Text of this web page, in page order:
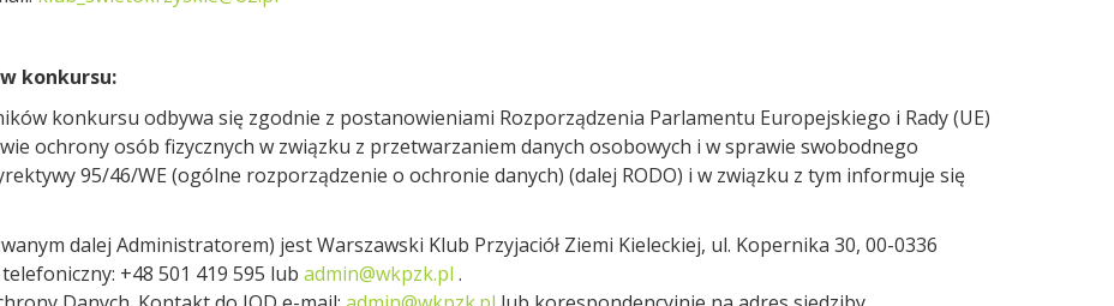
konkursu:
konkursu odbywa się zgodnie z postanowieniami Rozporządzenia Parlamentu Europejskiego i Rady (UE)
ochrony osób fizycznych w związku z przetwarzaniem danych osobowych i w sprawie swobodnego
95/46/WE (ogólne rozporządzenie o ochronie danych) (dalej RODO) i w związku z tym informuje się
dalej Administratorem) jest Warszawski Klub Przyjaciół Ziemi Kieleckiej, ul. Kopernika 30, 00-0336
+48 501 419 595 lub admin@wkpzk.pl .